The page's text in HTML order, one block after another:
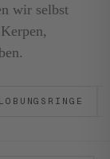
wir selbst